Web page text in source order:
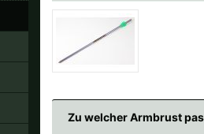
Zu welcher Armbrust